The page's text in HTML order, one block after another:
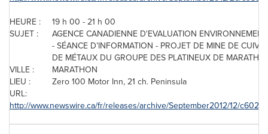
HEURE :
19 h 00 - 21 h 00
SUJET :
AGENCE CANADIENNE D'EVALUATION
- SÉANCE D’INFORMATION - PROJET DE MINE DE
DE MÉTAUX DU GROUPE DES PLATINEUX DE
VILLE :
MARATHON
LIEU :
Zero 100 Motor Inn, 21 ch. Peninsula
URL:
http://www.newswire.ca/fr/releases/archive/September2012/12/